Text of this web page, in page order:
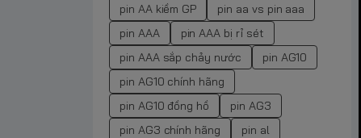
pin AA kiềm GP
pin aa vs pin aaa
pin AAA
pin AAA bị rỉ sét
pin AAA sắp chảy nước
pin AG10
pin AG10 chính hãng
pin AG10 đồng hồ
pin AG3
pin AG3 chính hãng
pin al